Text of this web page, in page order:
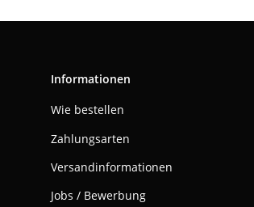
Informationen
Wie bestellen
Zahlungsarten
Versandinformationen
Jobs / Bewerbung